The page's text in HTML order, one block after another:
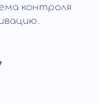
контроля